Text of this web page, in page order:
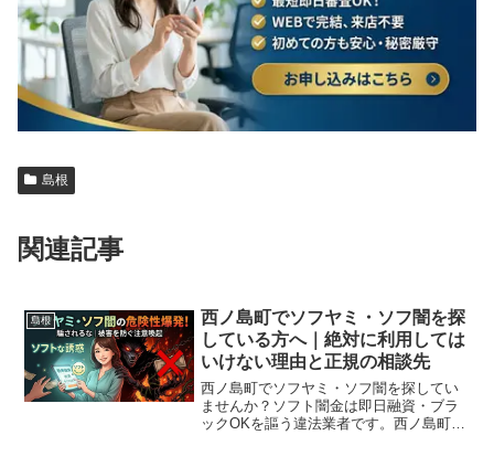
島根
関連記事
島根
西ノ島町でソフヤミ・ソフ闇を探
している方へ｜絶対に利用しては
いけない理由と正規の相談先
西ノ島町でソフヤミ・ソフ闇を探してい
ませんか？ソフト闇金は即日融資・ブラ
ックOKを謳う違法業者です。西ノ島町周